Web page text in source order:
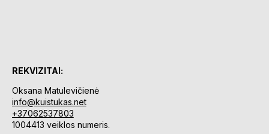
REKVIZITAI:
Oksana Matulevičienė
info@kuistukas.net
+37062537803
1004413 veiklos numeris.